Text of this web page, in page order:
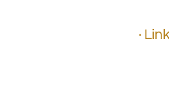
· Link